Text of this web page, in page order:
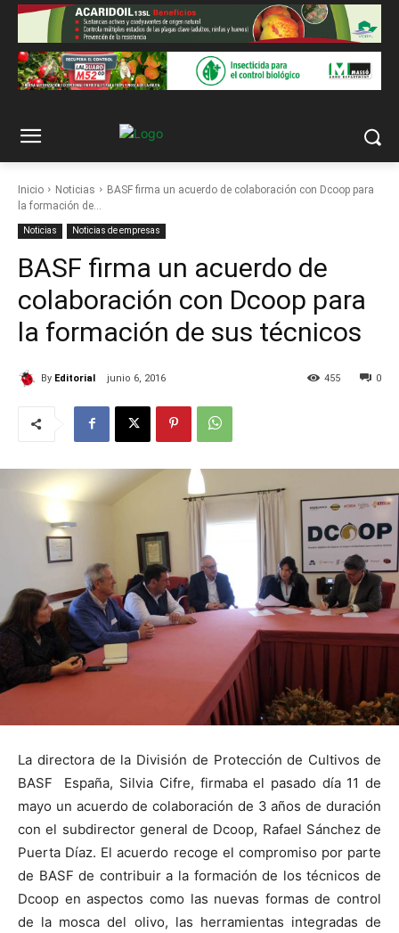
Inicio Noticias
BASF firma un acuerdo de colaboración con Dcoop para
la formación de...
Noticias Noticias de empresas
BASF firma un acuerdo de
colaboración con Dcoop para
la formación de sus técnicos
By Editorial junio 6, 2016 0
455
La directora de la División de Protección de Cultivos de
BASF España, Silvia Cifre, firmaba el pasado día 11 de
mayo un acuerdo de colaboración de 3 años de duración
con el subdirector general de Dcoop, Rafael Sánchez de
Puerta Díaz. El acuerdo recoge el compromiso por parte
de BASF de contribuir a la formación de los técnicos de
Dcoop en aspectos como las nuevas formas de control
de la mosca del olivo, las herramientas integradas de